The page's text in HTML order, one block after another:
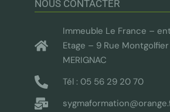
NOUS CONTACTER
Immeuble Le France –
Etage – 9 Rue
MERIGNAC
Tél : 05 56 29 20 70